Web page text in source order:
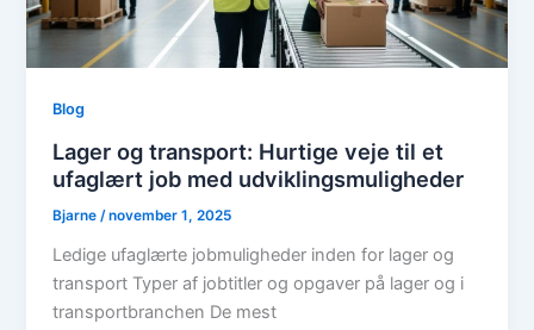
Blog
Lager og transport: Hurtige veje til et
ufaglært job med udviklingsmuligheder
Bjarne/november 1, 2025
Ledige ufaglærte jobmuligheder inden for lager og
transport Typer af jobtitler og opgaver på lager og i
transportbranchen De mest